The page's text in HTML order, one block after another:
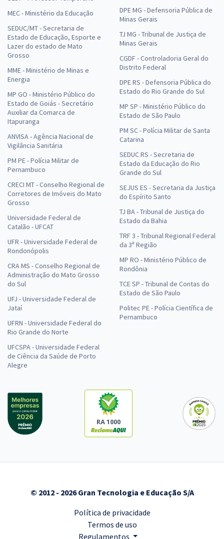
MEC - Ministério da Educação
SEDUC/MT - Secretaria de
Estado de Educação, Esporte e
Lazer do estado de Mato
Grosso
MME - Ministério de Minas e
Energia
MP GO - Ministério Público do
Estado de Goiás - Secretário
Auxiliar da Comarca de
Itapuranga
ANVISA - Agência Nacional de
Vigilância Sanitária
PM PE - Polícia Militar de
Pernambuco
CRECI MT - Conselho Regional de
Corretores de Imóveis do Mato
Grosso
Universidade Federal de
Catalão - UFCAT
UFR - Universidade Federal de
Rondonópolis
CRA MS - Conselho Regional de
Administração do Mato Grosso
do Sul
UFJ - Universidade Federal de
Jataí
UFRN - Universidade Federal do
Rio Grande do Norte
UFCSPA - Universidade Federal
de Ciência da Saúde de Porto
Alegre
DPE MG - Defensoria Pública de
Minas Gerais
TJ MG - Tribunal de Justiça de
Minas Gerais
CGDF - Controladoria Geral do
Distrito Federal
DPE RS - Defensoria Pública do
Estado do Rio Grande do Sul
MP SP - Ministério Público do
Estado de São Paulo
PM SC - Polícia Militar de Santa
Catarina
SEDUC RS - Secretaria de
Estado da Educação do Rio
Grande do Sul
SEJUS ES - Secretaria da Justiça
do Espírito Santo
TJ BA - Tribunal de Justiça do
Estado da Bahia
TRF 3 - Tribunal Regional Federal
da 3ª Região
MP RO - Ministério Público de
Rondônia
TCE SP - Tribunal de Contas do
Estado de São Paulo
Politec PE - Polícia Científica de
Pernambuco
RA 1000
© 2012 - 2026 Gran Tecnologia e Educação S/A
Política de privacidade
Termos de uso
Regulamentos